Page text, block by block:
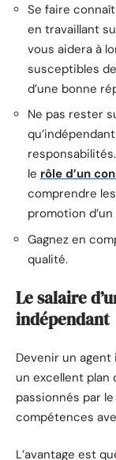
Se faire
en travaillant
vous aidera à
susceptibles
d’une bonne
Ne pas rester
le rôle d’un
comprendre
promotion
Gagnez en
qualité.
Le salaire
indépendant
Devenir un
un excellent
passionnés par
compétences
L’avantage est